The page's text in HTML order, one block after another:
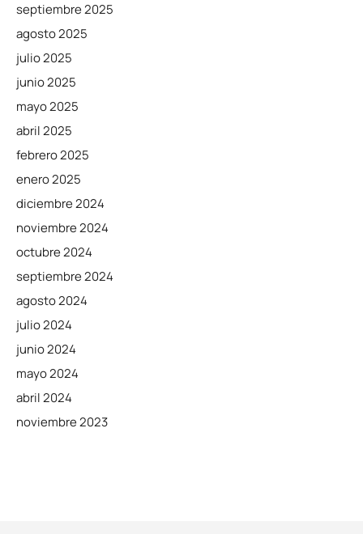
septiembre 2025
agosto 2025
julio 2025
junio 2025
mayo 2025
abril 2025
febrero 2025
enero 2025
diciembre 2024
noviembre 2024
octubre 2024
septiembre 2024
agosto 2024
julio 2024
junio 2024
mayo 2024
abril 2024
noviembre 2023